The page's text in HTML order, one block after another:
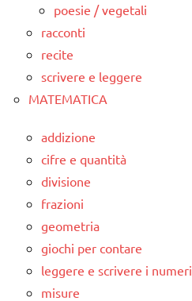
poesie / vegetali
racconti
recite
scrivere e leggere
MATEMATICA
addizione
cifre e quantità
divisione
frazioni
geometria
giochi per contare
leggere e scrivere i numeri
misure